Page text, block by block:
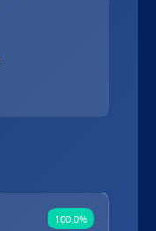
100.0%